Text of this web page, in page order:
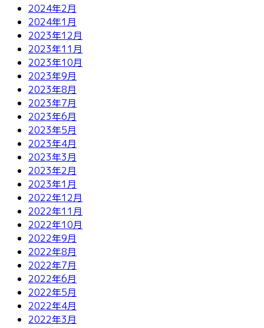
2024年2月
2024年1月
2023年12月
2023年11月
2023年10月
2023年9月
2023年8月
2023年7月
2023年6月
2023年5月
2023年4月
2023年3月
2023年2月
2023年1月
2022年12月
2022年11月
2022年10月
2022年9月
2022年8月
2022年7月
2022年6月
2022年5月
2022年4月
2022年3月